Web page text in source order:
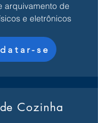
arquivamento de
e eletrônicos
se
Cozinha